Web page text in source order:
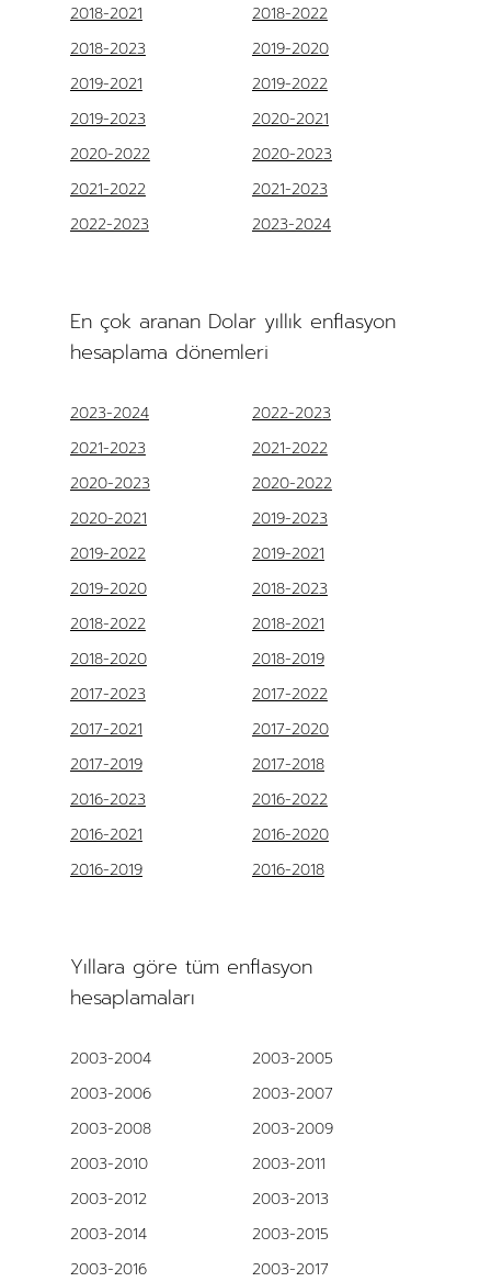
2018-2021
2018-2022
2018-2023
2019-2020
2019-2021
2019-2022
2019-2023
2020-2021
2020-2022
2020-2023
2021-2022
2021-2023
2022-2023
2023-2024
En çok aranan Dolar yıllık enflasyon
hesaplama dönemleri
2023-2024
2022-2023
2021-2023
2021-2022
2020-2023
2020-2022
2020-2021
2019-2023
2019-2022
2019-2021
2019-2020
2018-2023
2018-2022
2018-2021
2018-2020
2018-2019
2017-2023
2017-2022
2017-2021
2017-2020
2017-2019
2017-2018
2016-2023
2016-2022
2016-2021
2016-2020
2016-2019
2016-2018
Yıllara göre tüm enflasyon
hesaplamaları
2003-2004
2003-2005
2003-2006
2003-2007
2003-2008
2003-2009
2003-2010
2003-2011
2003-2012
2003-2013
2003-2014
2003-2015
2003-2016
2003-2017